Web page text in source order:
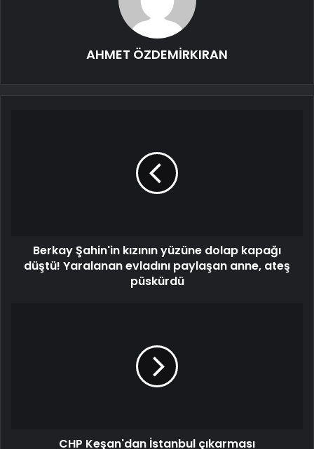
AHMET ÖZDEMİRKIRAN
Berkay Şahin'in kızının yüzüne dolap kapağı
düştü! Yaralanan evladını paylaşan anne, ateş
püskürdü
CHP Keşan'dan İstanbul çıkarması